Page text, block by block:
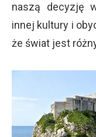
naszą decyzję
innej kultury i
że świat jest